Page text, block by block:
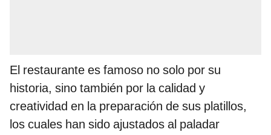
El restaurante es famoso no solo por su
historia, sino también por la calidad y
creatividad en la preparación de sus platillos,
los cuales han sido ajustados al paladar